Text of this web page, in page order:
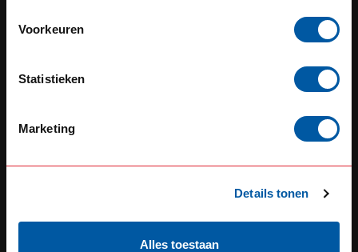
Voorkeuren
Statistieken
Marketing
Details tonen
Alles toestaan
SERVICE
3433KL Nieuwegein
+31 (0) 348 20 0002